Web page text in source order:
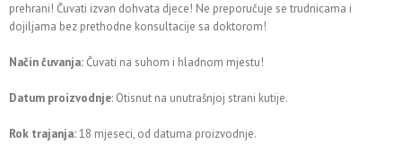
prehrani! Čuvati izvan dohvata djece! Ne preporučuje se trudnicama i
dojiljama bez prethodne konsultacije sa doktorom!
Način čuvanja:Čuvati na suhom i hladnom mjestu!
Datum proizvodnje: Otisnut na unutrašnjoj strani kutije.
Rok trajanja:18 mjeseci, od datuma proizvodnje.